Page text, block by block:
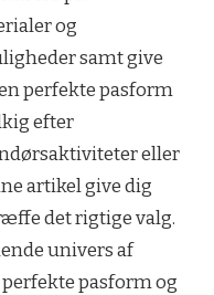
og
samt give
perfekte pasform
efter
eller
artikel give dig
det rigtige valg.
univers af
pasform og